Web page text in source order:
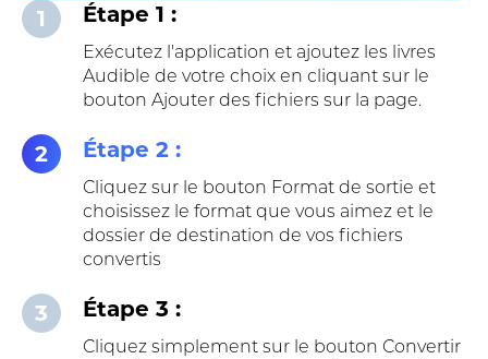
1 Étape 1 :
Exécutez l'application et ajoutez les livres
Audible de votre choix en cliquant sur le
bouton Ajouter des fichiers sur la page.
2 Étape 2 :
Cliquez sur le bouton Format de sortie et
choisissez le format que vous aimez et le
dossier de destination de vos fichiers
convertis
3 Étape 3 :
Cliquez simplement sur le bouton Convertir